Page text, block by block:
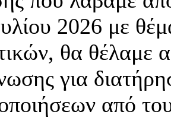
2026 με
θα θέλαμε
για
από